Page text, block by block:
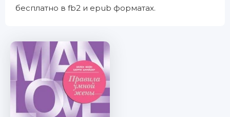
бесплатно в fb2 и epub форматах.